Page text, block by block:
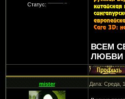
Статус:
ВСЕМ
ЛЮБВИ
mister Дата: Среда,